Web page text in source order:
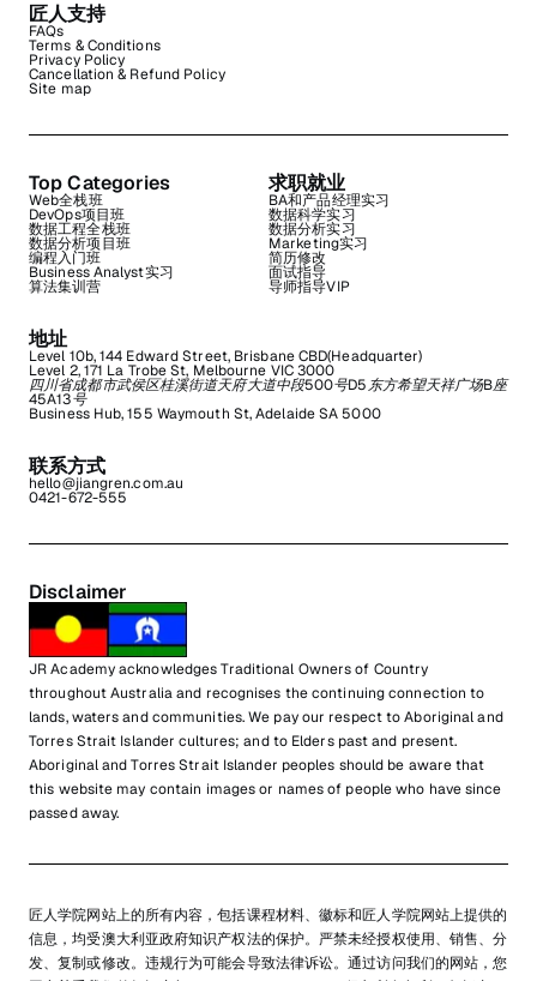
匠人支持
FAQs
Terms & Conditions
Privacy Policy
Cancellation & Refund Policy
Site map
Top Categories
Web全栈班
DevOps项目班
数据工程全栈班
数据分析项目班
编程入门班
Business Analyst实习
算法集训营
求职就业
BA和产品经理实习
数据科学实习
数据分析实习
Marketing实习
简历修改
面试指导
导师指导VIP
地址
Level 10b, 144 Edward Street, Brisbane CBD(Headquarter)
Level 2, 171 La Trobe St, Melbourne VIC 3000
四川省成都市武侯区桂溪街道天府大道中段500号D5东方希望天祥广场B座
45A13号
Business Hub, 155 Waymouth St, Adelaide SA 5000
联系方式
hello@jiangren.com.au
0421-672-555
Disclaimer
JR Academy acknowledges Traditional Owners of Country
throughout Australia and recognises the continuing connection to
lands, waters and communities. We pay our respect to Aboriginal and
Torres Strait Islander cultures; and to Elders past and present.
Aboriginal and Torres Strait Islander peoples should be aware that
this website may contain images or names of people who have since
passed away.
匠人学院网站上的所有内容，包括课程材料、徽标和匠人学院网站上提供的
信息，均受澳大利亚政府知识产权法的保护。严禁未经授权使用、销售、分
发、复制或修改。违规行为可能会导致法律诉讼。通过访问我们的网站，您